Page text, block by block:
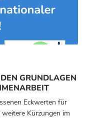
GRUNDLAGEN
Eckwerten für
Kürzungen im